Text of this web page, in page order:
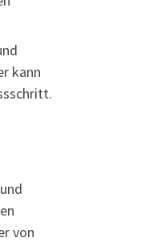
kann
von